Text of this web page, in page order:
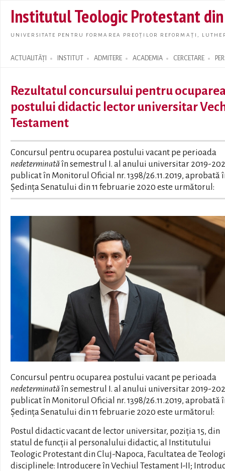
main
Institutul Teologic Protestant
UNIVERSITATE PENTRU FORMAREA PREOȚILOR REFORMAȚI,
ACTUALITĂȚI INSTITUT ADMITERE ACADEMIA CERCETARE
Search form
Rezultatul concursului pentru
postului didactic lector universitar
Testament
Concursul pentru ocuparea postului vacant pe perioada
nedeterminatăîn semestrul I. al anului universitar 2019-
publicat în Monitorul Oficial nr. 1398/26.11.2019, aprobată
Ședința Senatului din 11 februarie 2020 este următorul:
Concursul pentru ocuparea postului vacant pe perioada
nedeterminatăîn semestrul I. al anului universitar 2019-
publicat în Monitorul Oficial nr. 1398/26.11.2019, aprobată
Ședința Senatului din 11 februarie 2020 este următorul:
Postul didactic vacant de lector universitar, poziția 15, din
statul de funcții al personalului didactic, al Institutului
Teologic Protestant din Cluj-Napoca, Facultatea de
disciplinele: Introducere în Vechiul Testament I-II;